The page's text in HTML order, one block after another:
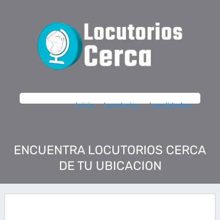
Inicio Locutorios Localidades
ENCUENTRA LOCUTORIOS CERCA
DE TU UBICACION